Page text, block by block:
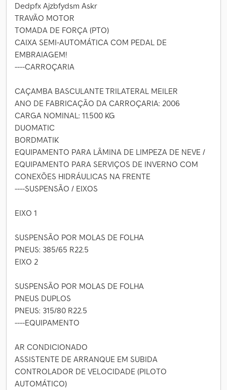
Dedpfx Ajzbfydsm Askr
TRAVÃO MOTOR
TOMADA DE FORÇA (PTO)
CAIXA SEMI-AUTOMÁTICA COM PEDAL DE
EMBRAIAGEM!
----CARROÇARIA
CAÇAMBA BASCULANTE TRILATERAL MEILER
ANO DE FABRICAÇÃO DA CARROÇARIA: 2006
CARGA NOMINAL: 11.500 KG
DUOMATIC
BORDMATIK
EQUIPAMENTO PARA LÂMINA DE LIMPEZA DE NEVE /
EQUIPAMENTO PARA SERVIÇOS DE INVERNO COM
CONEXÕES HIDRÁULICAS NA FRENTE
----SUSPENSÃO / EIXOS
EIXO 1
SUSPENSÃO POR MOLAS DE FOLHA
PNEUS: 385/65 R22.5
EIXO 2
SUSPENSÃO POR MOLAS DE FOLHA
PNEUS DUPLOS
PNEUS: 315/80 R22.5
----EQUIPAMENTO
AR CONDICIONADO
ASSISTENTE DE ARRANQUE EM SUBIDA
CONTROLADOR DE VELOCIDADE (PILOTO
AUTOMÁTICO)